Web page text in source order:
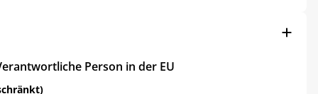
Person in der EU